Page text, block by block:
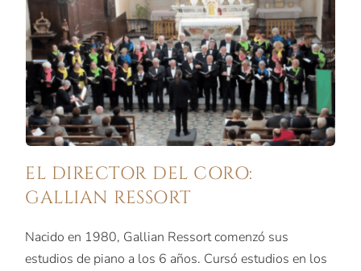
EL DIRECTOR DEL CORO:
GALLIAN RESSORT
Nacido en 1980, Gallian Ressort comenzó sus
estudios de piano a los 6 años. Cursó estudios en los